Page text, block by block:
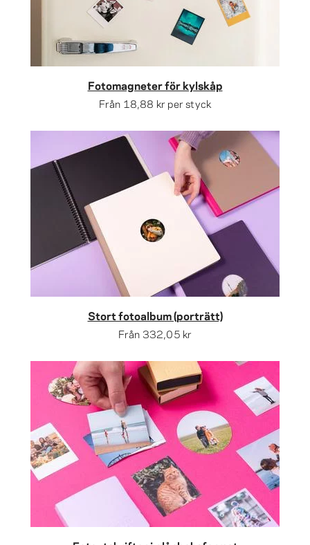
Fotomagneter för kylskåp
Från 18,88 kr per styck
Stort fotoalbum (porträtt)
Från 332,05 kr